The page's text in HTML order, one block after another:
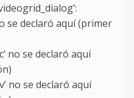
se declaró aquí (primer
no se declaró aquí
no se declaró aquí